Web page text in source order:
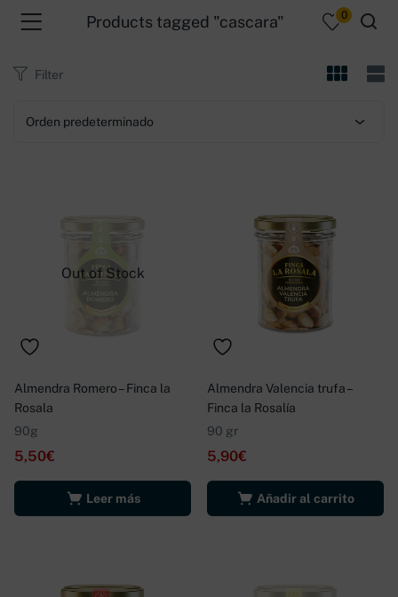
Products tagged "cascara" 0
Filter
Orden predeterminado
Out of Stock
Almendra Romero – Finca la
Rosala
90g
5,50€
Leer más
Almendra Valencia trufa –
Finca la Rosalía
90 gr
5,90€
Añadir al carrito